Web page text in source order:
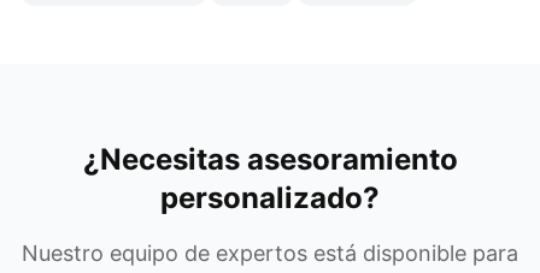
¿Necesitas asesoramiento
personalizado?
Nuestro equipo de expertos está disponible para